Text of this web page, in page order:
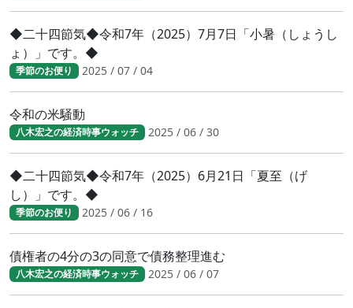
◆二十四節気◆令和7年（2025）7月7日「小暑（しょうし
ょ）」です。◆
季節のお便り 2025 / 07 / 04
令和の米騒動
八木宏之の経済時事ウォッチ 2025 / 06 / 30
◆二十四節気◆令和7年（2025）6月21日「夏至（げ
し）」です。◆
季節のお便り 2025 / 06 / 16
債権者の4分の3の同意で債務整理進む
八木宏之の経済時事ウォッチ 2025 / 06 / 07